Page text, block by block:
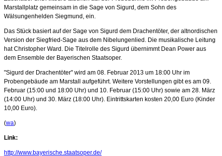
Marstallplatz gemeinsam in die Sage von Sigurd, dem Sohn des
Wälsungenhelden Siegmund, ein.
Das Stück basiert auf der Sage von Sigurd dem Drachentöter, der altnordischen
Version der Siegfried-Sage aus dem Nibelungenlied. Die musikalische Leitung
hat Christopher Ward. Die Titelrolle des Sigurd übernimmt Dean Power aus
dem Ensemble der Bayerischen Staatsoper.
"Sigurd der Drachentöter" wird am 08. Februar 2013 um 18:00 Uhr im
Probengebäude am Marstall aufgeführt. Weitere Vorstellungen gibt es am 09.
Februar (15:00 und 18:00 Uhr) und 10. Februar (15:00 Uhr) sowie am 28. März
(14:00 Uhr) und 30. März (18:00 Uhr). Eintrittskarten kosten 20,00 Euro (Kinder
10,00 Euro).
(wa)
Link:
http://www.bayerische.staatsoper.de/